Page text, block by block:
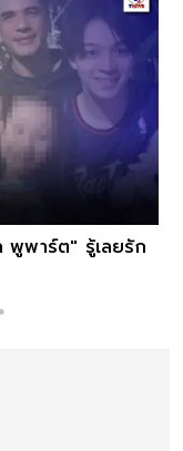
พูพาร์ต" รู้เลยรัก